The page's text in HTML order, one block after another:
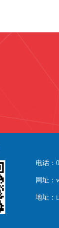
电话：
网址：
地址：